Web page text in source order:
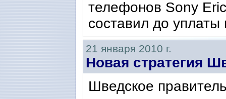
телефонов Sony
составил до
21 января 2010 г.
Новая стратегия
Шведское